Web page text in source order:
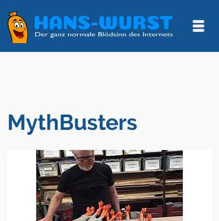
MythBusters